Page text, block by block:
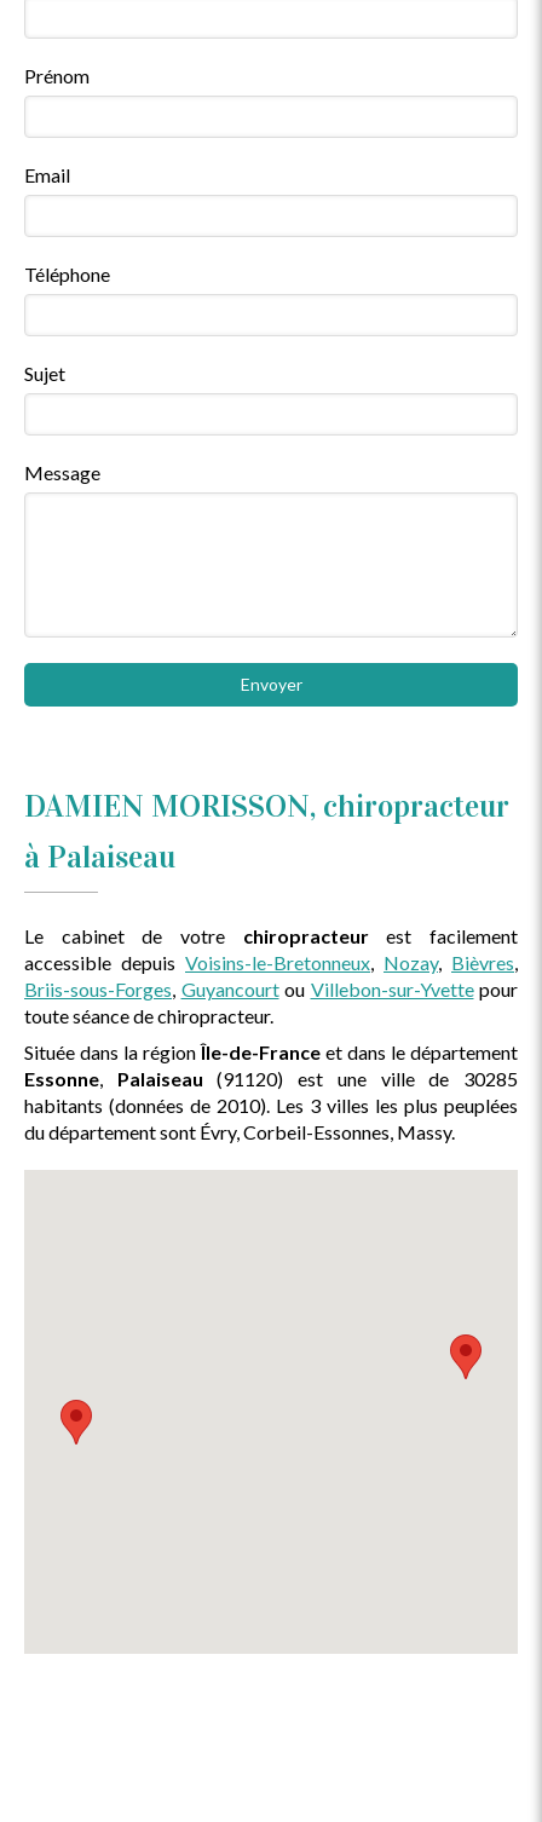
Prénom
Email
Téléphone
Sujet
Message
Envoyer
DAMIEN MORISSON, chiropracteur
à Palaiseau
Le cabinet de votre chiropracteurest facilement
accessible depuis Voisins-le-Bretonneux, Nozay, Bièvres,
Briis-sous-Forges, Guyancourtou Villebon-sur-Yvettepour
toute séance de chiropracteur.
Située dans la régionÎle-de-France et dans le département
Essonne, Palaiseau (91120) est une ville de 30285
habitants (données de 2010). Les 3 villes les plus peuplées
du département sont Évry, Corbeil-Essonnes, Massy.